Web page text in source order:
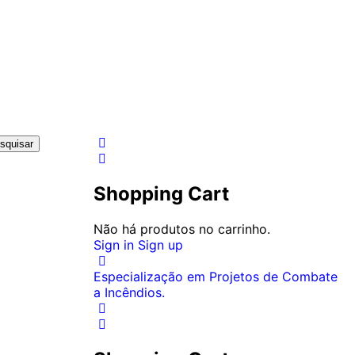
Shopping Cart
Não há produtos no carrinho.
Sign in Sign up
Especialização em Projetos de Combate
a Incêndios.